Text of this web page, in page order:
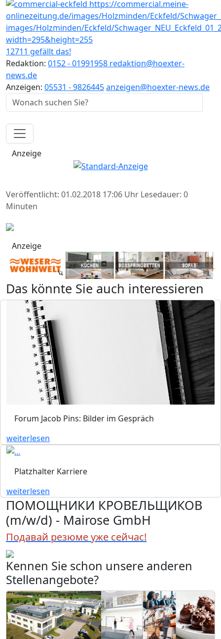
12711 gefällt das!
Redaktion: 0152 - 01991958 redaktion@hoexter-
news.de
Anzeigen: 05531 - 9826445anzeigen@hoexter-news.de
Anzeige
Veröffentlicht: 01.02.2018 17:06 Uhr Lesedauer: 0
Minuten
Anzeige
Das könnte Sie auch interessieren
Forum Jacob Pins: Bilder im Gespräch
weiterlesen
Platzhalter Karriere
weiterlesen
ПОМОЩНИКИ КРОВЕЛЬЩИКОВ
(m/w/d) - Mairose GmbH
Подавай резюме уже сейчас!
Kennen Sie schon unsere anderen
Stellenangebote?